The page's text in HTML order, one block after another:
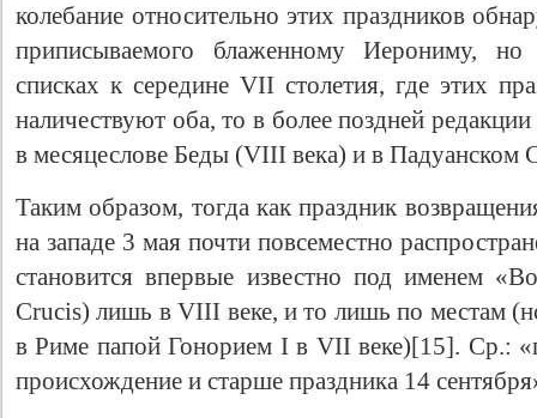
колебание относительно этих праздников
приписываемого блаженному Иерониму,
списках к середине VII столетия, где этих
наличествуют оба, то в более поздней
в месяцеслове Беды (VIII века) и в Падуанском
Таким образом, тогда как праздник
на западе 3 мая почти повсеместно
становится впервые известно под именем
Crucis) лишь в VIII веке, и то лишь по местам
в Риме папой Гонорием I в VII веке)[15]. Ср.:
происхождение и старше праздника 14